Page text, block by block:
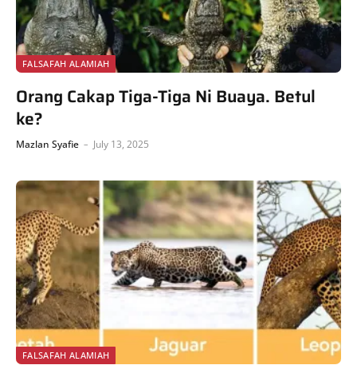
FALSAFAH ALAMIAH
Orang Cakap Tiga-Tiga Ni Buaya. Betul
ke?
Mazlan Syafie July 13, 2025
FALSAFAH ALAMIAH